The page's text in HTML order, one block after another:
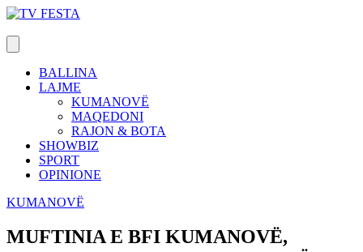
Skip
content
BALLINA
LAJME
KUMANOVË
MAQEDONI
RAJON & BOTA
SHOWBIZ
SPORT
OPINIONE
KUMANOVË
MUFTINIA E BFI KUMANOVË,